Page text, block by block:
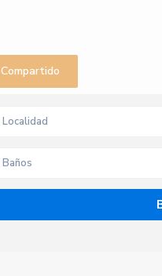
Compartido
Baños